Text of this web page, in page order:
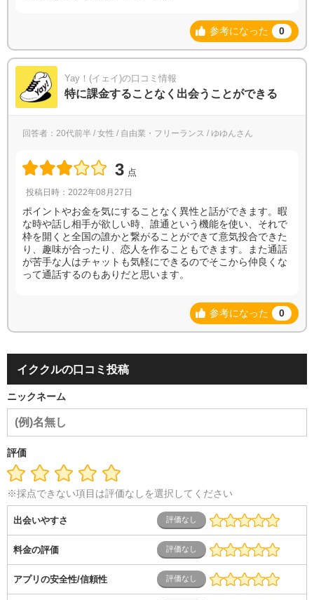
参考になった 0
Yay！(イェイ)の口コミ情報
特に課金することなく出会うことができる
回答者：20代前半 / 女性 / 自由業・フリーランス / ゆゆんさん
3 点
投稿日時：2022年08月27日
ポイントやお金を気にすることなく異性と話ができます。暇
な時や話し相手が欲しい時、誰通という機能を使い、それで
枠を開くと全国の誰かと繋がることができて意気投合できた
り、趣味が合ったり、恋人を作ることもできます。また通話
が苦手な人はチャットも気軽にできるのでそこから仲良くな
って通話するのもありだと思います。
参考になった 0
イククルの口コミ投稿
ニックネーム
評価
※採点できない項目は評価なしを選択してください
出会いやすさ
料金の評価
アプリの安全性/信頼性